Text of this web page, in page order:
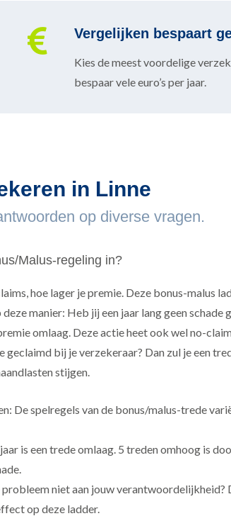
Vergelijken bespaart
Kies de meest voordelige
bespaar vele euro’s per jaar.
in Linne
op diverse vragen.
Malus-regeling in?
hoe lager je premie. Deze bonus-malus
manier: Heb jij een jaar lang geen schade
omlaag. Deze actie heet ook wel no-
geclaimd bij je verzekeraar? Dan zul je een
stijgen.
De spelregels van de bonus/malus-trede
is een trede omlaag. 5 treden omhoog is
probleem niet aan jouw verantwoordelijkheid?
op deze ladder.